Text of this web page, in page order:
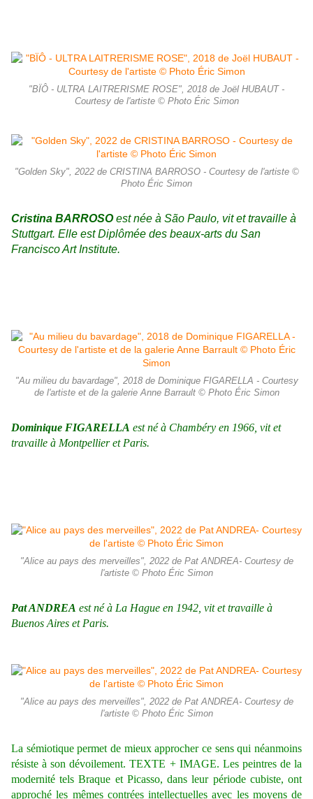
"BÏÔ - ULTRA LAITRERISME ROSE", 2018 de Joël HUBAUT -
Courtesy de l'artiste © Photo Éric Simon
"Golden Sky", 2022 de CRISTINA BARROSO - Courtesy de l'artiste ©
Photo Éric Simon
Cristina BARROSOest née à São Paulo, vit et travaille à
Stuttgart. Elle est Diplômée des beaux-arts du San
Francisco Art Institute.
"Au milieu du bavardage", 2018 de Dominique FIGARELLA - Courtesy
de l'artiste et de la galerie Anne Barrault © Photo Éric Simon
Dominique FIGARELLA est né à Chambéry en 1966, vit et
travaille à Montpellier et Paris.
"Alice au pays des merveilles", 2022 de Pat ANDREA- Courtesy de
l'artiste © Photo Éric Simon
Pat ANDREA est né à La Hague en 1942, vit et travaille à
Buenos Aires et Paris.
"Alice au pays des merveilles", 2022 de Pat ANDREA- Courtesy de
l'artiste © Photo Éric Simon
La sémiotique permet de mieux approcher ce sens qui néanmoins
résiste à son dévoilement. TEXTE + IMAGE. Les peintres de la
modernité tels Braque et Picasso, dans leur période cubiste, ont
approché les mêmes contrées intellectuelles avec les moyens de